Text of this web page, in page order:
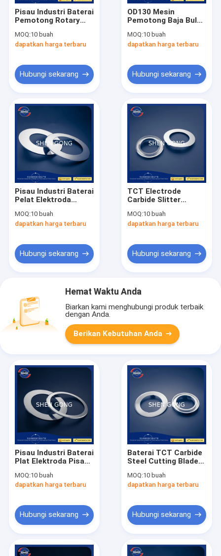
Pisau Industri Baterai
Pemotong Rotary
Slitter Blades
MOQ:10 buah
dapatkan harga terbaru
Hubungi sekarang
OD130 Mesin
Pemotong Baja Bulat
Foil Aluminium
Tembaga
MOQ:10 buah
dapatkan harga terbaru
Hubungi sekarang
Pisau Industri Baterai
Pelat Elektroda
Halus Pisau Bawah
Slitter OD130
MOQ:10 buah
dapatkan harga terbaru
Hubungi sekarang
TCT Electrode
Carbide Slitter
Foil Cutter 0,002mm
MOQ:10 buah
dapatkan harga terbaru
Hubungi sekarang
Hemat Waktu Anda
Biarkan kami menghubungi produk terbaik
dengan Anda.
Berikan Kebutuhan Anda
Pisau Industri Baterai
Plat Elektroda Pisau
MOQ:10 buah
dapatkan harga terbaru
Hubungi sekarang
Baterai TCT Carbide
Steel Cutting Blade
Slitter Blades
MOQ:10 buah
dapatkan harga terbaru
Hubungi sekarang